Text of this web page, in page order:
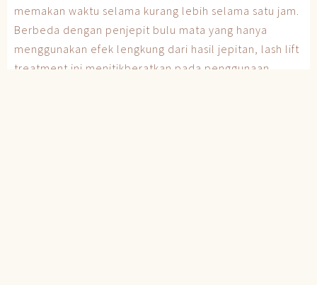
memakan waktu selama kurang lebih selama satu jam.
Berbeda dengan penjepit bulu mata yang hanya
menggunakan efek lengkung dari hasil jepitan, lash lift
treatment ini menitikberatkan pada penggunaan